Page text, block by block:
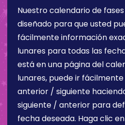
Nuestro calendario de
diseñado para que usted
fácilmente información
lunares para todas las
está en una página del
lunares, puede ir
anterior / siguiente
siguiente / anterior para
fecha deseada. Haga clic